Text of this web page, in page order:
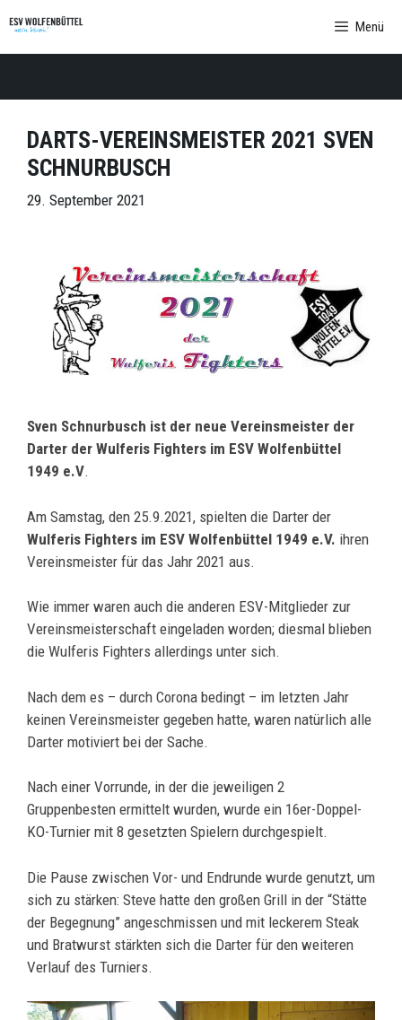
Inhalt
springen
Menü
DARTS-VEREINSMEISTER 2021 SVEN
SCHNURBUSCH
29. September 2021
Sven Schnurbusch ist der neue Vereinsmeister der
Darter der Wulferis Fighters im ESV Wolfenbüttel
1949 e.V.
Am Samstag, den 25.9.2021, spielten die Darter der
Wulferis Fighters im ESV Wolfenbüttel 1949 e.V. ihren
Vereinsmeister für das Jahr 2021 aus.
Wie immer waren auch die anderen ESV-Mitglieder zur
Vereinsmeisterschaft eingeladen worden; diesmal blieben
die Wulferis Fighters allerdings unter sich.
Nach dem es – durch Corona bedingt – im letzten Jahr
keinen Vereinsmeister gegeben hatte, waren natürlich alle
Darter motiviert bei der Sache.
Nach einer Vorrunde, in der die jeweiligen 2
Gruppenbesten ermittelt wurden, wurde ein 16er-Doppel-
KO-Turnier mit 8 gesetzten Spielern durchgespielt.
Die Pause zwischen Vor- und Endrunde wurde genutzt, um
sich zu stärken: Steve hatte den großen Grill in der “Stätte
der Begegnung” angeschmissen und mit leckerem Steak
und Bratwurst stärkten sich die Darter für den weiteren
Verlauf des Turniers.